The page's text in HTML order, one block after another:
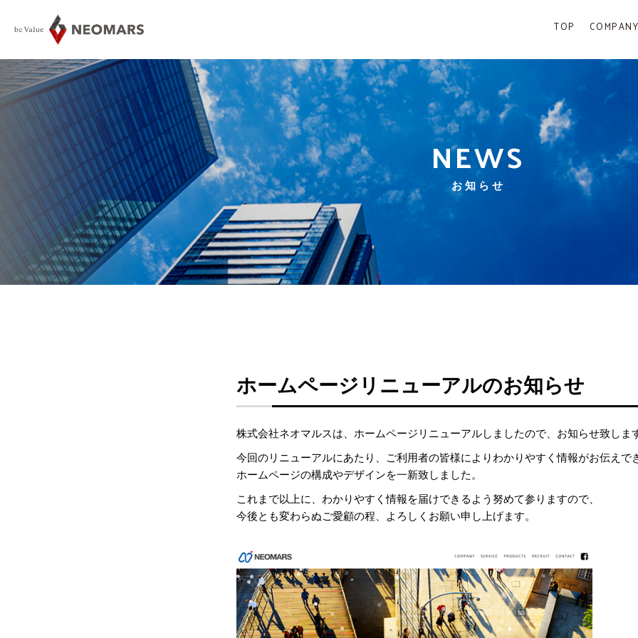
TOP COMPANY
NEWS
お知らせ
ホームページリニューアルのお知らせ
株式会社ネオマルスは、ホームページリニューアルしましたので、お知らせ致しま
今回のリニューアルにあたり、ご利用者の皆様によりわかりやすく情報がお伝えで
ホームページの構成やデザインを一新致しました。
これまで以上に、わかりやすく情報を届けできるよう努めて参りますので、
今後とも変わらぬご愛顧の程、よろしくお願い申し上げます。